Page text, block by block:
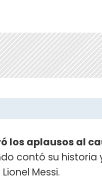
los aplausos al
contó su
Messi.